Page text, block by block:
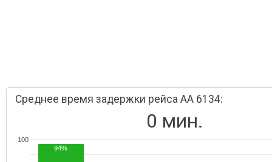
Среднее время задержки рейса AA 6134:
0 мин.
100
94%